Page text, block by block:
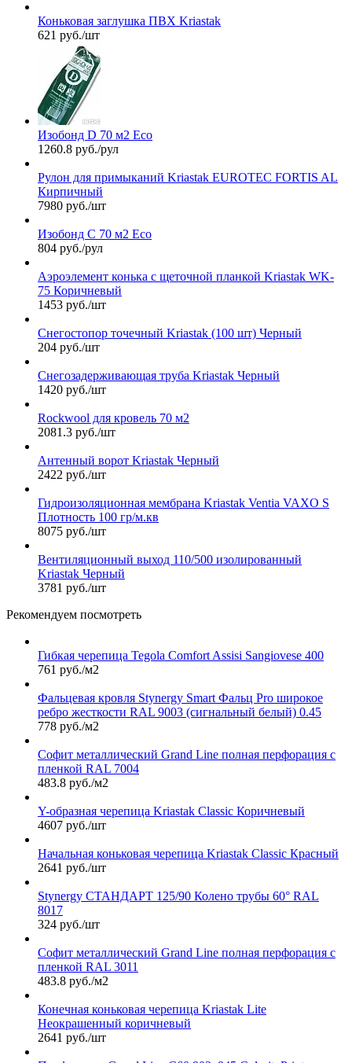
Коньковая заглушка ПВХ Kriastak
621 руб./шт
Изобонд D 70 м2 Eco
1260.8 руб./рул
Рулон для примыканий Kriastak EUROTEC FORTIS AL
Кирпичный
7980 руб./шт
Изобонд C 70 м2 Eco
804 руб./рул
Аэроэлемент конька с щеточной планкой Kriastak WK-
75 Коричневый
1453 руб./шт
Снегостопор точечный Kriastak (100 шт) Черный
204 руб./шт
Снегозадерживающая труба Kriastak Черный
1420 руб./шт
Rockwool для кровель 70 м2
2081.3 руб./шт
Антенный ворот Kriastak Черный
2422 руб./шт
Гидроизоляционная мембрана Kriastak Ventia VAXO S
Плотность 100 гр/м.кв
8075 руб./шт
Вентиляционный выход 110/500 изолированный
Kriastak Черный
3781 руб./шт
Рекомендуем посмотреть
Гибкая черепица Tegola Comfort Assisi Sangiovese 400
761 руб./м2
Фальцевая кровля Stynergy Smart Фальц Pro широкое
ребро жесткости RAL 9003 (сигнальный белый) 0.45
778 руб./м2
Софит металлический Grand Line полная перфорация с
пленкой RAL 7004
483.8 руб./м2
Y-образная черепица Kriastak Classic Коричневый
4607 руб./шт
Начальная коньковая черепица Kriastak Classic Красный
2641 руб./шт
Stynergy СТАНДАРТ 125/90 Колено трубы 60° RAL
8017
324 руб./шт
Софит металлический Grand Line полная перфорация с
пленкой RAL 3011
483.8 руб./м2
Конечная коньковая черепица Kriastak Lite
Неокрашенный коричневый
2641 руб./шт